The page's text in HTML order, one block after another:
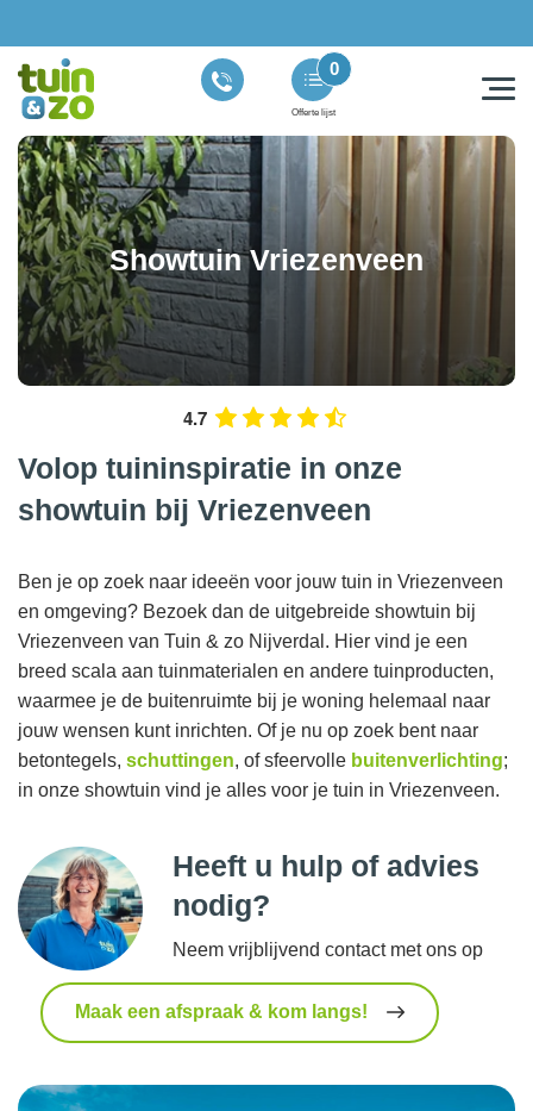
Offerte lijst
0
Showtuin Vriezenveen
4.7
Volop tuininspiratie in onze
showtuin bij Vriezenveen
Ben je op zoek naar ideeën voor jouw tuin in Vriezenveen
en omgeving? Bezoek dan de uitgebreide showtuin bij
Vriezenveen van Tuin & zo Nijverdal. Hier vind je een
breed scala aan tuinmaterialen en andere tuinproducten,
waarmee je de buitenruimte bij je woning helemaal naar
jouw wensen kunt inrichten. Of je nu op zoek bent naar
betontegels, schuttingen, of sfeervolle buitenverlichting;
in onze showtuin vind je alles voor je tuin in Vriezenveen.
Heeft u hulp of advies
nodig?
Neem vrijblijvend contact met ons op
Maak een afspraak & kom langs!